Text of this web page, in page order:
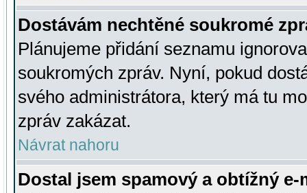
Dostávám nechtěné soukromé
Plánujeme přidání seznamu
soukromých zpráv. Nyní, pokud
svého administrátora, který má tu
zpráv zakázat.
Návrat nahoru
Dostal jsem spamový a obtížný